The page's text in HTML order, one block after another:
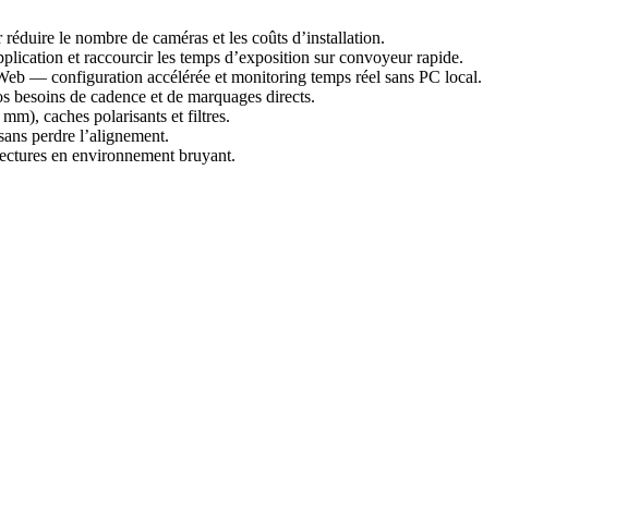
le nombre de caméras et les coûts d’installation.
et raccourcir les temps d’exposition sur convoyeur rapide.
— configuration accélérée et monitoring temps réel sans PC local.
de cadence et de marquages directs.
caches polarisants et filtres.
perdre l’alignement.
en environnement bruyant.